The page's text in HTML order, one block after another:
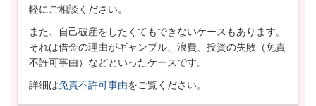
軽にご相談ください。
また、自己破産をしたくてもできないケースもあります。
それは借金の理由がギャンブル、浪費、投資の失敗（免責
不許可事由）などといったケースです。
詳細は免責不許可事由をご覧ください。